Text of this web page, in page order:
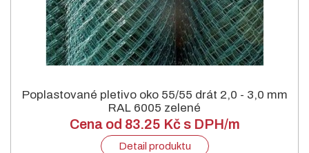
Poplastované pletivo oko 55/55 drát 2,0 - 3,0 mm
RAL 6005 zelené
Cena od 83.25 Kč s DPH/m
Detail produktu